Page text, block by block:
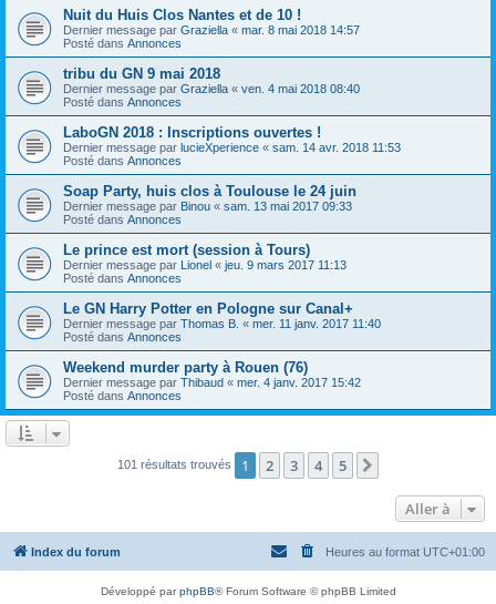
Nuit du Huis Clos Nantes et de 10 !
Dernier message par Graziella « mar. 8 mai 2018 14:57
Posté dans Annonces
tribu du GN 9 mai 2018
Dernier message par Graziella « ven. 4 mai 2018 08:40
Posté dans Annonces
LaboGN 2018 : Inscriptions ouvertes !
Dernier message par lucieXperience « sam. 14 avr. 2018 11:53
Posté dans Annonces
Soap Party, huis clos à Toulouse le 24 juin
Dernier message par Binou « sam. 13 mai 2017 09:33
Posté dans Annonces
Le prince est mort (session à Tours)
Dernier message par Lionel « jeu. 9 mars 2017 11:13
Posté dans Annonces
Le GN Harry Potter en Pologne sur Canal+
Dernier message par Thomas B. « mer. 11 janv. 2017 11:40
Posté dans Annonces
Weekend murder party à Rouen (76)
Dernier message par Thibaud « mer. 4 janv. 2017 15:42
Posté dans Annonces
101 résultats trouvés 1 2 3 4 5
Aller à
Index du forum Heures au format UTC+01:00
Développé parphpBB® Forum Software © phpBB Limited